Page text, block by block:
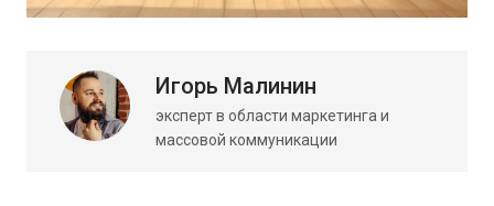
Игорь Малинин
эксперт в области маркетинга и
массовой коммуникации